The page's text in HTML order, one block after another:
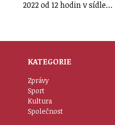
2022 od 12 hodin v sídle…
KATEGORIE
Zprávy
Sport
Kultura
Společnost